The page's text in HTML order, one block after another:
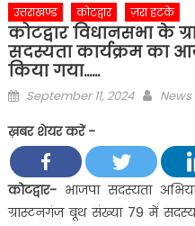
उत्तराखण्ड कोटद्वार ज़रा हटके
कोटद्वार विधानसभा के
सदस्यता कार्यक्रम का
किया गया……
Posted
September 11, 2024 News
ख़बर शेयर करें -
कोटद्वार-भाजपा सदस्यता
ग्रास्टनगंज बूथ संख्या 79 में